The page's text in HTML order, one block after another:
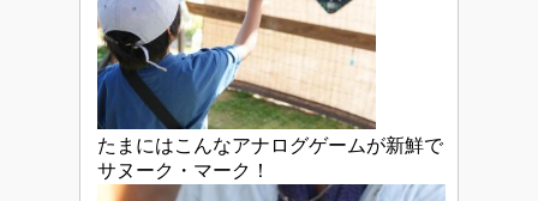
たまにはこんなアナログゲームが新鮮で
サヌーク・マーク！